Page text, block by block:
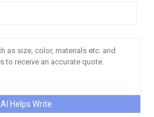
AI Helps Write